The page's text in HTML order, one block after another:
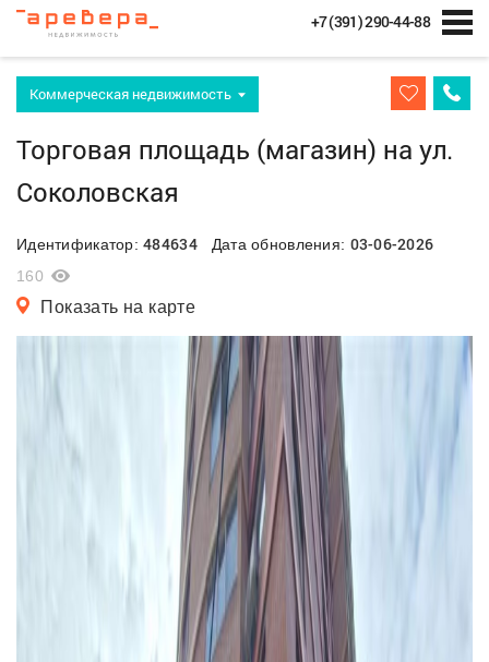
+7 (391) 290-44-88
Коммерческая недвижимость
Торговая площадь (магазин) на ул.
Соколовская
Идентификатор:484634Дата обновления: 03-06-2026
160
Показать на карте